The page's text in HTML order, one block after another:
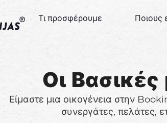
Τι προσφέρουμε Ποιους
Οι Βασικές
Είμαστε μια οικογένεια στην
συνεργάτες, πελάτες,